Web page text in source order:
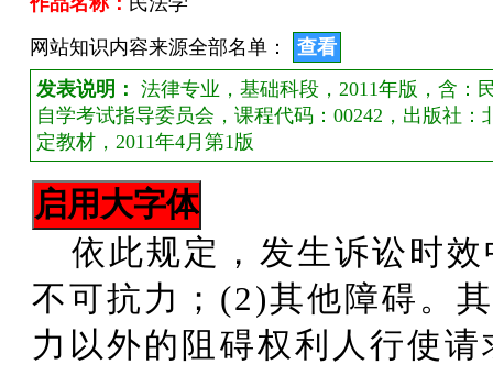
网站知识内容来源全部名单：
查看
发表说明： 法律专业，基础科段，2011年版，含：
自学考试指导委员会，课程代码：00242，出版社
定教材，2011年4月第1版
依此规定，发生诉讼时
不可抗力；(2)其他障碍。
力以外的阻碍权利人行使